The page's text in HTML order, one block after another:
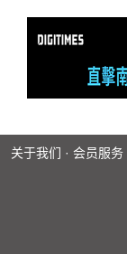
关于我们 · 会员服务